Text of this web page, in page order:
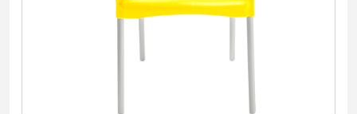
Belo Horizonte - Belo Horizonte